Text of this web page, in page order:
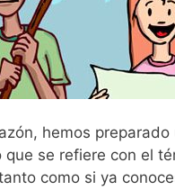
hemos
se refiere con el
como si ya